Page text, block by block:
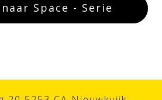
Space - Serie